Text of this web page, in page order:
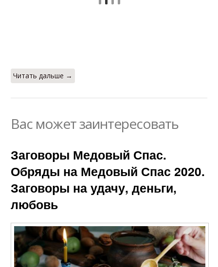
Читать дальше →
Вас может заинтересовать
Заговоры Медовый Спас.
Обряды на Медовый Спас 2020.
Заговоры на удачу, деньги,
любовь